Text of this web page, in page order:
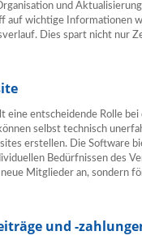
und
auf wichtige Informationen
Dies spart nicht nur
eine entscheidende Rolle
selbst technisch
erstellen. Die Software
Bedürfnissen des
Mitglieder an, sondern
und -